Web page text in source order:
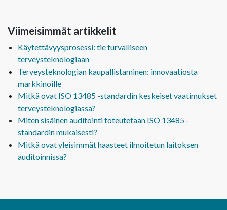
Viimeisimmät artikkelit
Käytettävyysprosessi: tie turvalliseen
terveysteknologiaan
Terveysteknologian kaupallistaminen: innovaatiosta
markkinoille
Mitkä ovat ISO 13485 -standardin keskeiset vaatimukset
terveysteknologiassa?
Miten sisäinen auditointi toteutetaan ISO 13485 -
standardin mukaisesti?
Mitkä ovat yleisimmät haasteet ilmoitetun laitoksen
auditoinnissa?